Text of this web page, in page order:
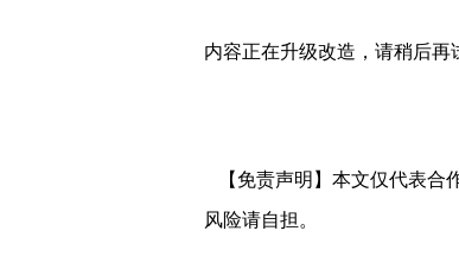
内容正在升级改造，请稍后再
【免责声明】本文仅代表合
风险请自担。